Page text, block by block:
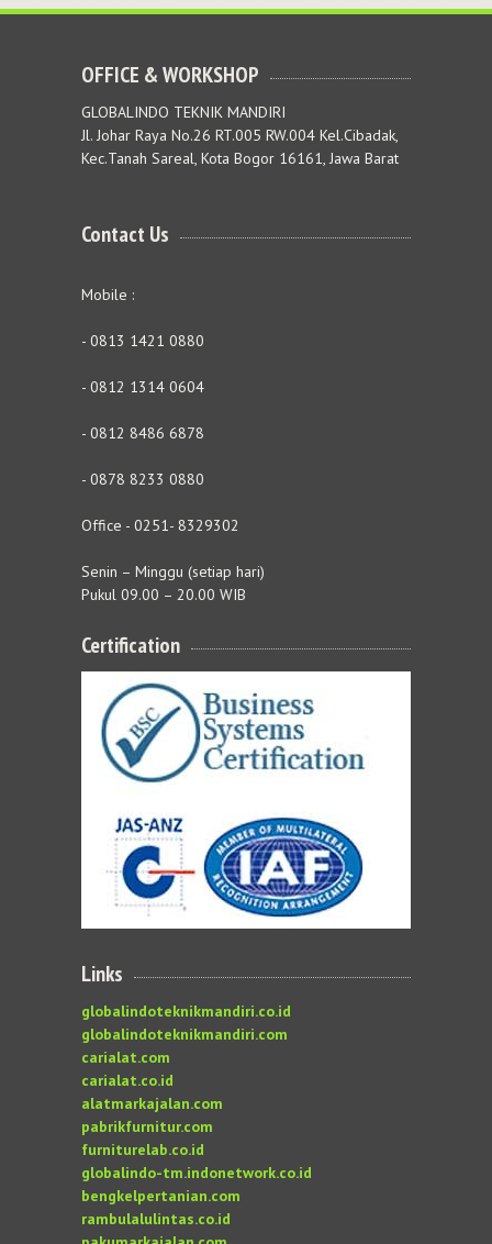
OFFICE & WORKSHOP
GLOBALINDO TEKNIK MANDIRI
Jl. Johar Raya No.26 RT.005 RW.004 Kel.Cibadak,
Kec.Tanah Sareal, Kota Bogor 16161, Jawa Barat
Contact Us
Mobile :
- 0813 1421 0880
- 0812 1314 0604
- 0812 8486 6878
- 0878 8233 0880
Office - 0251- 8329302
Senin – Minggu (setiap hari)
Pukul 09.00 – 20.00 WIB
Certification
Links
globalindoteknikmandiri.co.id
globalindoteknikmandiri.com
carialat.com
carialat.co.id
alatmarkajalan.com
pabrikfurnitur.com
furniturelab.co.id
globalindo-tm.indonetwork.co.id
bengkelpertanian.com
rambulalulintas.co.id